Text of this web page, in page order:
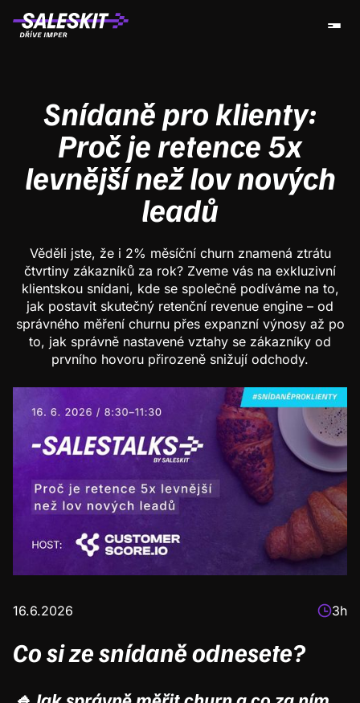
Snídaně pro klienty:
Proč je retence 5x
levnější než lov nových
leadů
Věděli jste, že i 2% měsíční churn znamená ztrátu
čtvrtiny zákazníků za rok? Zveme vás na exkluzivní
klientskou snídani, kde se společně podíváme na to,
jak postavit skutečný retenční revenue engine – od
správného měření churnu přes expanzní výnosy až po
to, jak správně nastavené vztahy se zákazníky od
prvního hovoru přirozeně snižují odchody.
16.6.2026 3h
Co si ze snídaně odnesete?